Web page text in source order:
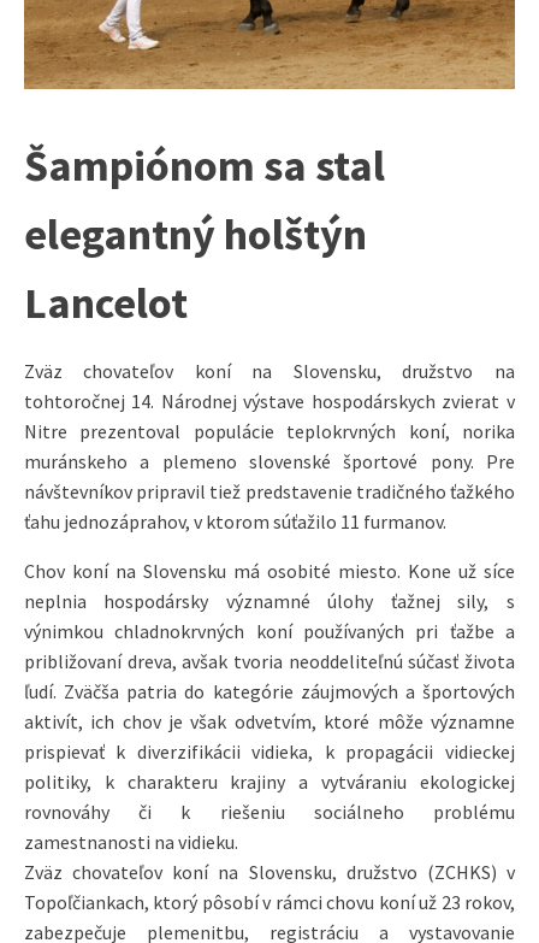
Šampiónom sa stal
elegantný holštýn
Lancelot
Zväz chovateľov koní na Slovensku, družstvo na
tohtoročnej 14. Národnej výstave hospodárskych zvierat v
Nitre prezentoval populácie teplokrvných koní, norika
muránskeho a plemeno slovenské športové pony. Pre
návštevníkov pripravil tiež predstavenie tradičného ťažkého
ťahu jednozáprahov, v ktorom súťažilo 11 furmanov.
Chov koní na Slovensku má osobité miesto. Kone už síce
neplnia hospodársky významné úlohy ťažnej sily, s
výnimkou chladnokrvných koní používaných pri ťažbe a
približovaní dreva, avšak tvoria neoddeliteľnú súčasť života
ľudí. Zväčša patria do kategórie záujmových a športových
aktivít, ich chov je však odvetvím, ktoré môže významne
prispievať k diverzifikácii vidieka, k propagácii vidieckej
politiky, k charakteru krajiny a vytváraniu ekologickej
rovnováhy či k riešeniu sociálneho problému
zamestnanosti na vidieku.
Zväz chovateľov koní na Slovensku, družstvo (ZCHKS) v
Topoľčiankach, ktorý pôsobí v rámci chovu koní už 23 rokov,
zabezpečuje plemenitbu, registráciu a vystavovanie